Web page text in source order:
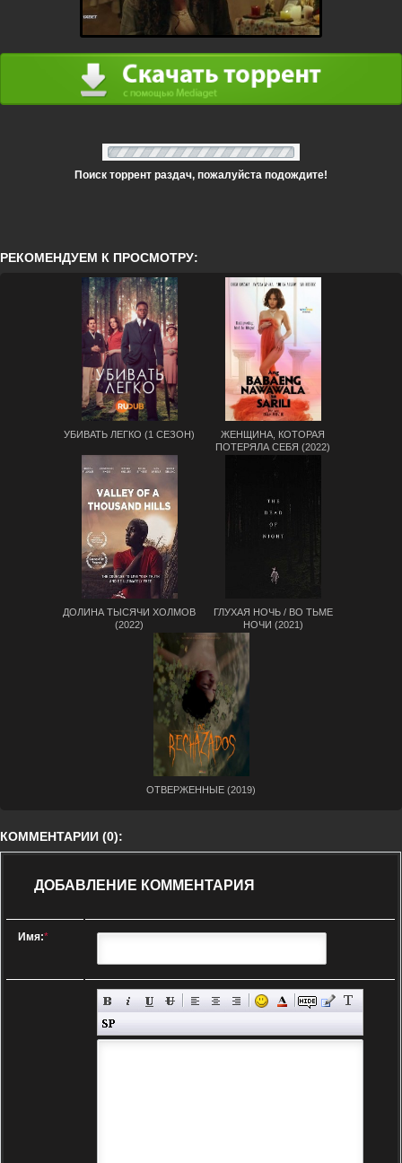
Поиск торрент раздач, пожалуйста подождите!
РЕКОМЕНДУЕМ К ПРОСМОТРУ:
УБИВАТЬ ЛЕГКО (1 СЕЗОН)
ЖЕНЩИНА, КОТОРАЯ
ПОТЕРЯЛА СЕБЯ (2022)
ДОЛИНА ТЫСЯЧИ ХОЛМОВ
(2022)
ГЛУХАЯ НОЧЬ / ВО ТЬМЕ
НОЧИ (2021)
ОТВЕРЖЕННЫЕ (2019)
КОММЕНТАРИИ (0):
ДОБАВЛЕНИЕ КОММЕНТАРИЯ
Имя:*